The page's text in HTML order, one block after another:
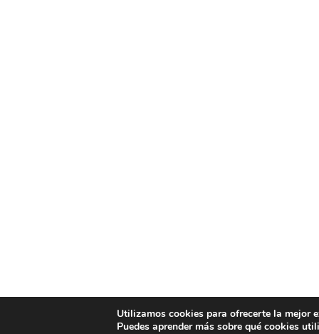
Utilizamos cookies para ofrecerte la mejor
Puedes aprender más sobre qué cookies